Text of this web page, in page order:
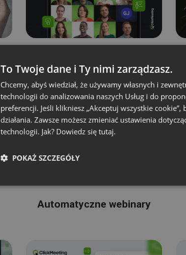
zarejestrować
Automatyczne webinary
To Twoje dane i Ty nimi zarządzasz.
Chcemy, abyś wiedział, że używamy własnych i
technologii do analizowania naszych Usług i do
preferencji. Jeśli klikniesz „Akceptuj wszystkie cookie”,
działania. Zawsze możesz zmieniać ustawienia
technologii. Jak? Dowiedz się tutaj.
POKAŻ SZCZEGÓŁY